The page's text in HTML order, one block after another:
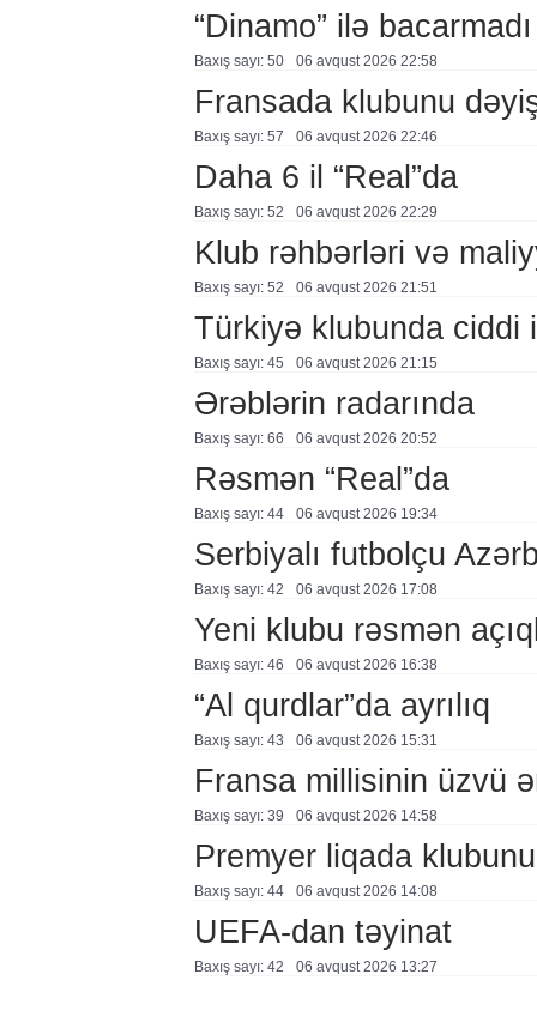
“Dinamo” ilə bacarmadı
Baxış sayı: 50 06 avqust 2026 22:58
Fransada klubunu
Baxış sayı: 57 06 avqust 2026 22:46
Daha 6 il “Real”da
Baxış sayı: 52 06 avqust 2026 22:29
Klub rəhbərləri və
Baxış sayı: 52 06 avqust 2026 21:51
Türkiyə klubunda ciddi
Baxış sayı: 45 06 avqust 2026 21:15
Ərəblərin radarında
Baxış sayı: 66 06 avqust 2026 20:52
Rəsmən “Real”da
Baxış sayı: 44 06 avqust 2026 19:34
Serbiyalı futbolçu
Baxış sayı: 42 06 avqust 2026 17:08
Yeni klubu rəsmən
Baxış sayı: 46 06 avqust 2026 16:38
“Al qurdlar”da ayrılıq
Baxış sayı: 43 06 avqust 2026 15:31
Fransa millisinin üzvü
Baxış sayı: 39 06 avqust 2026 14:58
Premyer liqada
Baxış sayı: 44 06 avqust 2026 14:08
UEFA-dan təyinat
Baxış sayı: 42 06 avqust 2026 13:27